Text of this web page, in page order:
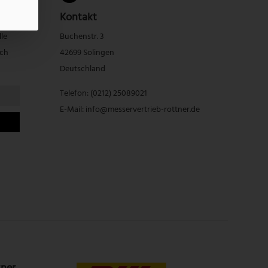
Kontakt
Buchenstr. 3
42699 Solingen
Deutschland
Telefon: (0212) 25089021
E-Mail: info@messervertrieb-rottner.de